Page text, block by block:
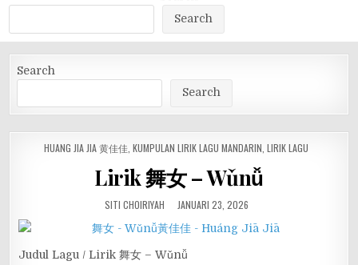
Search
Search
Search
POSTED
HUANG JIA JIA 黄佳佳 KUMPULAN LIRIK LAGU MANDARIN LIRIK LAGU
Lirik 舞女 – Wǔnǚ
SITI CHOIRIYAH JANUARI 23, 2026
Judul Lagu / Lirik 舞女 – Wǔnǚ